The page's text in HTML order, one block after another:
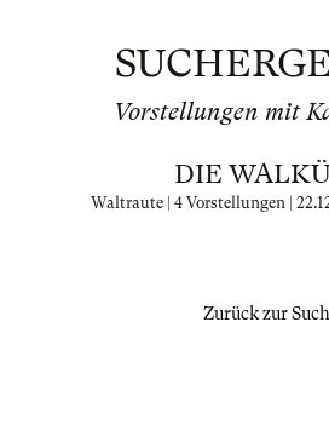
Vorstellungen mit
DIE
Waltraute | 4 Vorstellungen |
Zurück zur